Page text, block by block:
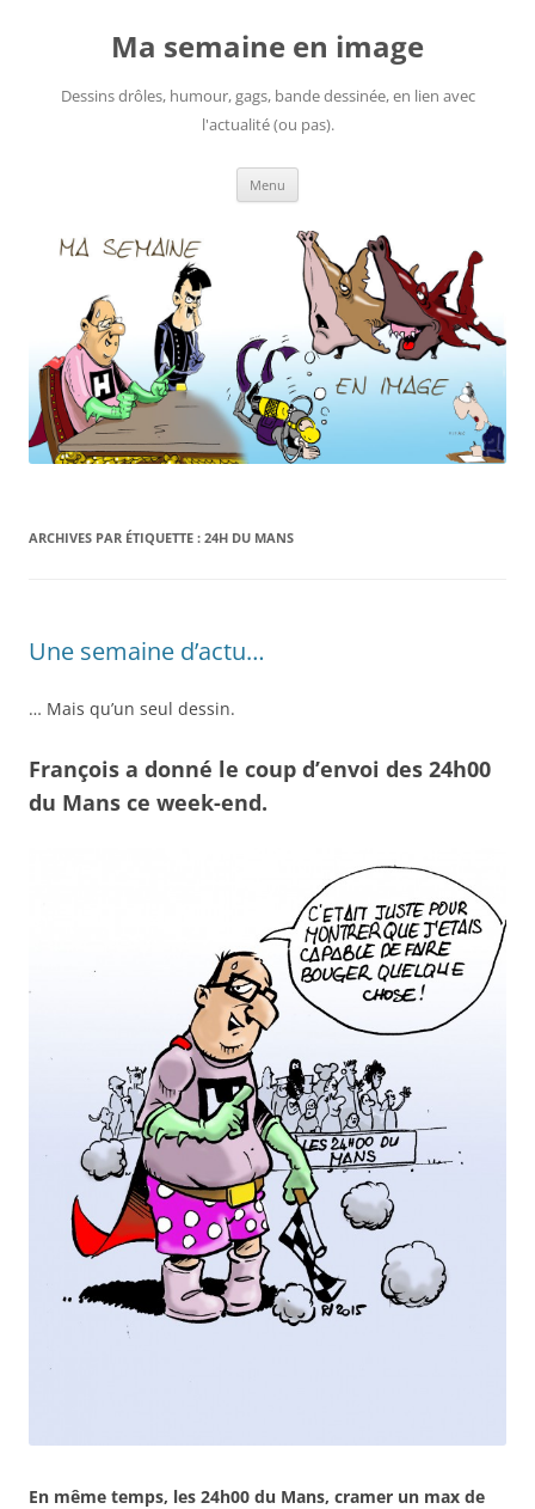
Ma semaine en image
Dessins drôles, humour, gags, bande dessinée, en lien avec
l'actualité (ou pas).
Menu
ARCHIVES PAR ÉTIQUETTE : 24H DU MANS
Une semaine d’actu…
… Mais qu’un seul dessin.
François a donné le coup d’envoi des 24h00
du Mans ce week-end.
En même temps, les 24h00 du Mans, cramer un max de